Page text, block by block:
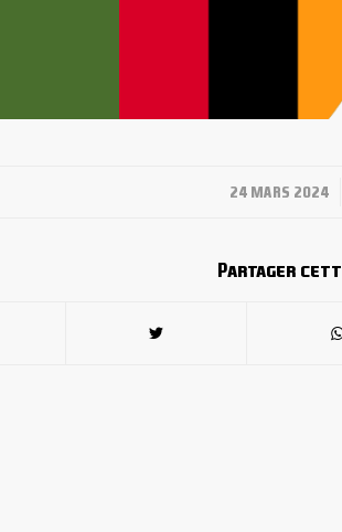
24 MARS 2024
/
Partager